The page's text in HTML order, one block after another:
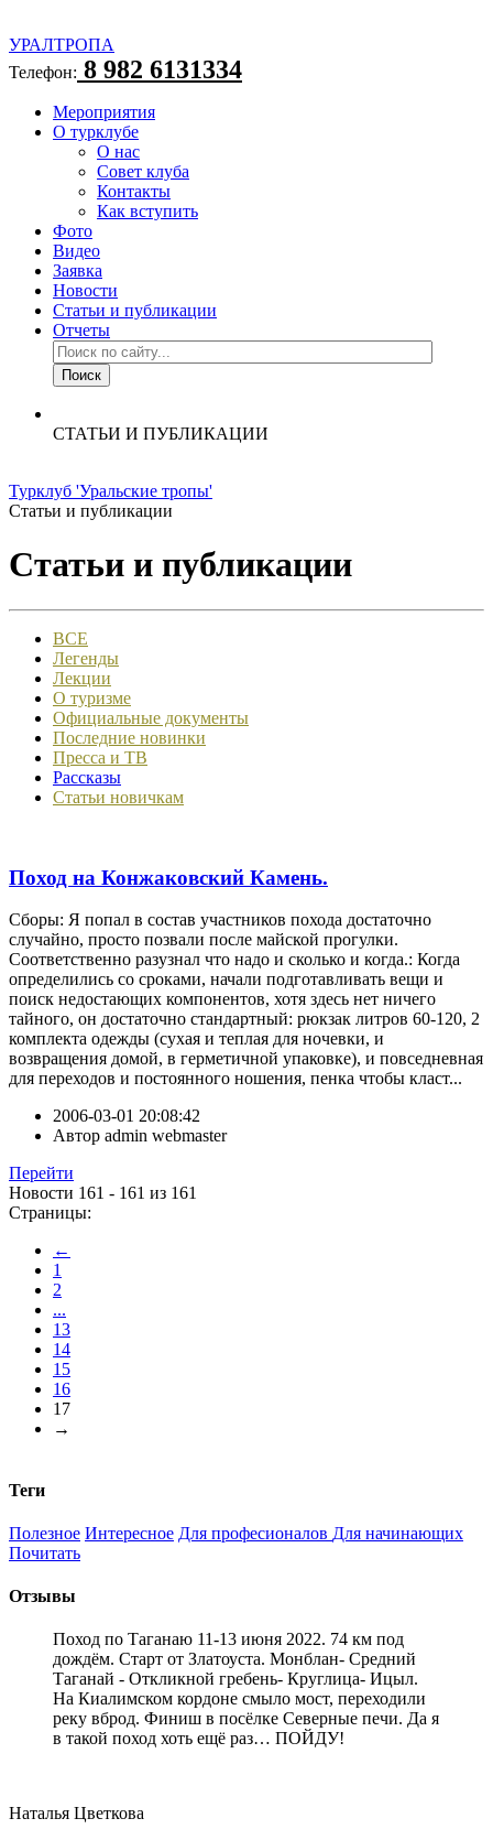
УРАЛТРОПА
Телефон: 8 982 6131334
Мероприятия
О турклубе
О нас
Совет клуба
Контакты
Как вступить
Фото
Видео
Заявка
Новости
Статьи и публикации
Отчеты
СТАТЬИ И ПУБЛИКАЦИИ
Турклуб 'Уральские тропы'
Статьи и публикации
Статьи и публикации
ВСЕ
Легенды
Лекции
О туризме
Официальные документы
Последние новинки
Пресса и ТВ
Рассказы
Статьи новичкам
Поход на Конжаковский Камень.
Сборы: Я попал в состав участников похода достаточно
случайно, просто позвали после майской прогулки.
Соответственно разузнал что надо и сколько и когда.: Когда
определились со сроками, начали подготавливать вещи и
поиск недостающих компонентов, хотя здесь нет ничего
тайного, он достаточно стандартный: рюкзак литров 60-120, 2
комплекта одежды (сухая и теплая для ночевки, и
возвращения домой, в герметичной упаковке), и повседневная
для переходов и постоянного ношения, пенка чтобы класт...
2006-03-01 20:08:42
Автор admin webmaster
Перейти
Новости 161 - 161 из 161
Страницы:
←
1
2
...
13
14
15
16
17
→
Теги
Полезное Интересное Для професионалов Для начинающих
Почитать
Отзывы
Поход по Таганаю 11-13 июня 2022. 74 км под
дождём. Старт от Златоуста. Монблан- Средний
Таганай - Откликной гребень- Круглица- Ицыл.
На Киалимском кордоне смыло мост, переходили
реку вброд. Финиш в посёлке Северные печи. Да я
в такой поход хоть ещё раз… ПОЙДУ!
Наталья Цветкова